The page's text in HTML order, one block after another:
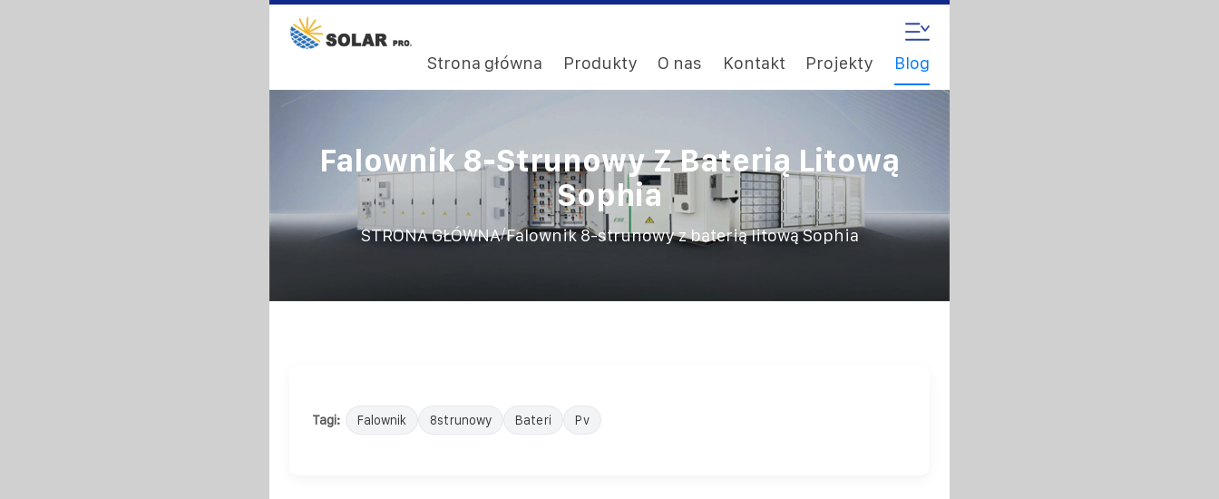
Strona główna Produkty O nas Kontakt Projekty Blog
Falownik 8-Strunowy Z Baterią Litową
Sophia
STRONA GŁÓWNA/Falownik 8-strunowy z baterią litową Sophia
Tagi: Falownik 8strunowy Bateri Pv